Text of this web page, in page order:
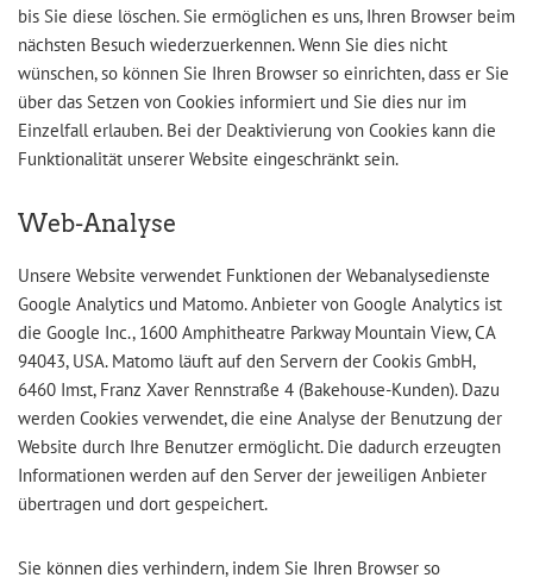
bis Sie diese löschen. Sie ermöglichen es uns, Ihren Browser beim
nächsten Besuch wiederzuerkennen. Wenn Sie dies nicht
wünschen, so können Sie Ihren Browser so einrichten, dass er Sie
über das Setzen von Cookies informiert und Sie dies nur im
Einzelfall erlauben. Bei der Deaktivierung von Cookies kann die
Funktionalität unserer Website eingeschränkt sein.
Web-Analyse
Unsere Website verwendet Funktionen der Webanalysedienste
Google Analytics und Matomo. Anbieter von Google Analytics ist
die Google Inc., 1600 Amphitheatre Parkway Mountain View, CA
94043, USA. Matomo läuft auf den Servern der Cookis GmbH,
6460 Imst, Franz Xaver Rennstraße 4 (Bakehouse-Kunden). Dazu
werden Cookies verwendet, die eine Analyse der Benutzung der
Website durch Ihre Benutzer ermöglicht. Die dadurch erzeugten
Informationen werden auf den Server der jeweiligen Anbieter
übertragen und dort gespeichert.
Sie können dies verhindern, indem Sie Ihren Browser so